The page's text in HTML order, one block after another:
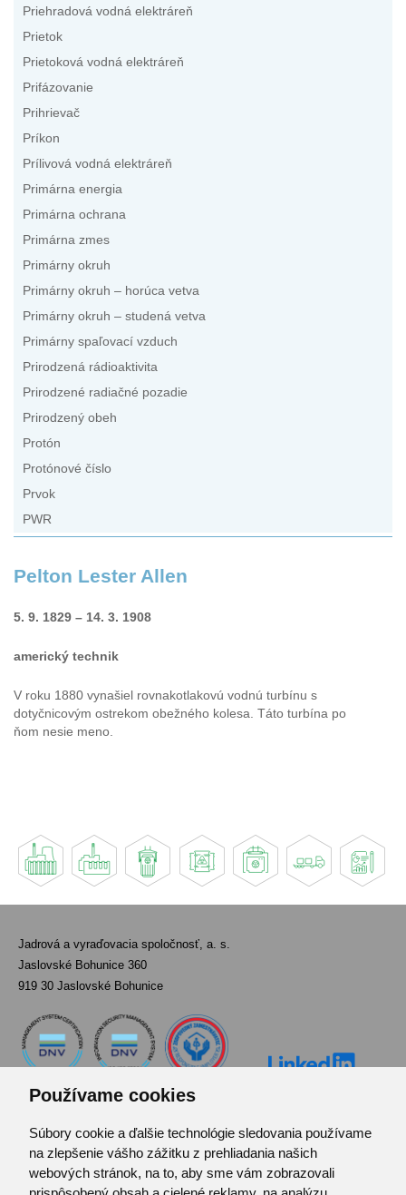
Používame cookies
Súbory cookie a ďalšie technológie sledovania používame
na zlepšenie vášho zážitku z prehliadania našich
webových stránok, na to, aby sme vám zobrazovali
Priehradová vodná elektráreň
Prietok
Prietoková vodná elektráreň
Prifázovanie
Prihrievač
Príkon
Prílivová vodná elektráreň
Primárna energia
Primárna ochrana
Primárna zmes
Primárny okruh
Primárny okruh – horúca vetva
Primárny okruh – studená vetva
Primárny spaľovací vzduch
Prirodzená rádioaktivita
Prirodzené radiačné pozadie
Prirodzený obeh
Protón
Protónové číslo
Prvok
PWR
Pelton Lester Allen
5. 9. 1829 – 14. 3. 1908
americký technik
V roku 1880 vynašiel rovnakotlakovú vodnú turbínu s
dotyčnicovým ostrekom obežného kolesa. Táto turbína po
ňom nesie meno.
Jadrová a vyraďovacia spoločnosť, a. s.
Jaslovské Bohunice 360
919 30 Jaslovské Bohunice
Kontakt
Pozvánka do infocentra
Zoznam použitých skratiek